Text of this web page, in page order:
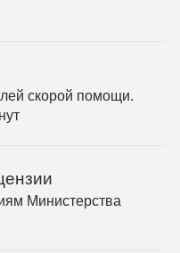
скорой помощи.
Министерства